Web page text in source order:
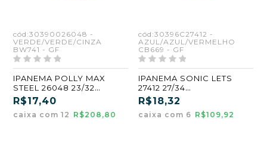
cód:30390026048 -
VERDE/VERDE/CINZA
BW741 - GF
IPANEMA POLLY MAX
STEEL 26048 23/32
VERDE/VERDE/CINZA
(BW741) (GF)
R$17,40
caixa com 12 R$208,80
cód:30396C27412 -
AZUL/AZUL/VERMELHO
CB669 - GF
IPANEMA SONIC LETS
27412 27/34
AZUL/AZUL/VERMELHO
(CB669) (GF) (CX6)
R$18,32
caixa com 6 R$109,92